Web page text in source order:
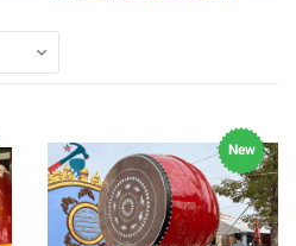
New